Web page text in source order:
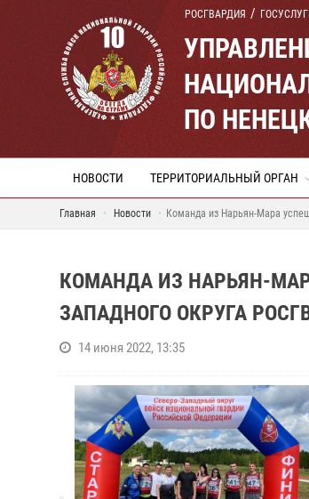
РОСГВАРДИЯ
ПО
НОВОСТИ ТЕРРИТОРИАЛЬНЫЙ ОРГАН
Главная Новости Команда из Нарьян-Мара
КОМАНДА ИЗ НАРЬЯН-
ЗАПАДНОГО ОКРУГА
14 июня 2022, 13:35